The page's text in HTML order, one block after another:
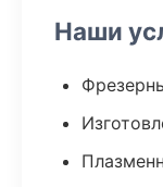
Наши